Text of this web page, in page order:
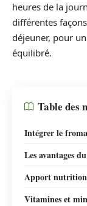
heures de la
différentes
déjeuner, pour
équilibré.
Table des
Intégrer le
Les avantages
Apport
Vitamines et